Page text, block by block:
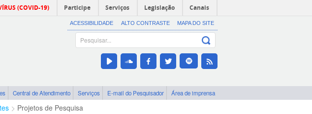
(COVID-19) Participe Serviços Legislação Canais
ACESSIBILIDADE ALTO CONTRASTE MAPA DO SITE
Central de Atendimento Serviços E-mail do Pesquisador Área de imprensa
Projetos de Pesquisa